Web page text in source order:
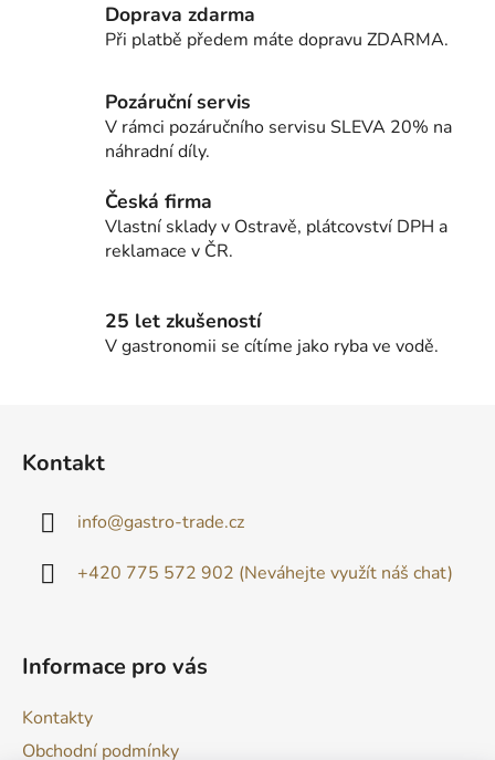
Doprava zdarma
Při platbě předem máte dopravu ZDARMA.
Pozáruční servis
V rámci pozáručního servisu SLEVA 20% na
náhradní díly.
Česká firma
Vlastní sklady v Ostravě, plátcovství DPH a
reklamace v ČR.
25 let zkušeností
V gastronomii se cítíme jako ryba ve vodě.
Kontakt
info@gastro-trade.cz
+420 775 572 902 (Neváhejte využít náš chat)
Informace pro vás
Kontakty
Obchodní podmínky